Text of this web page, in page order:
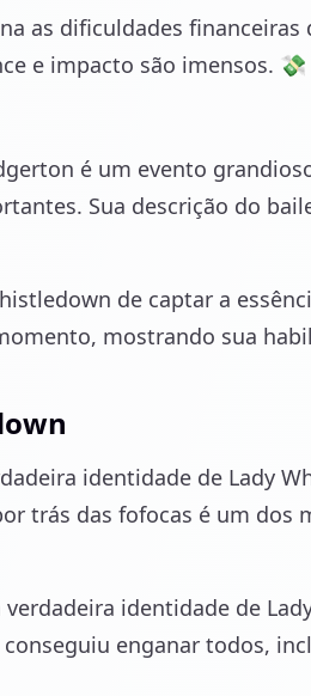
as dificuldades financeiras
e impacto são imensos. 💸
é um evento
Sua descrição do
de captar a
mostrando sua
identidade de Lady
trás das fofocas é um dos
verdadeira identidade de
enganar todos,